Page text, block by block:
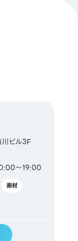
／
ビル3F
～19:00
画材